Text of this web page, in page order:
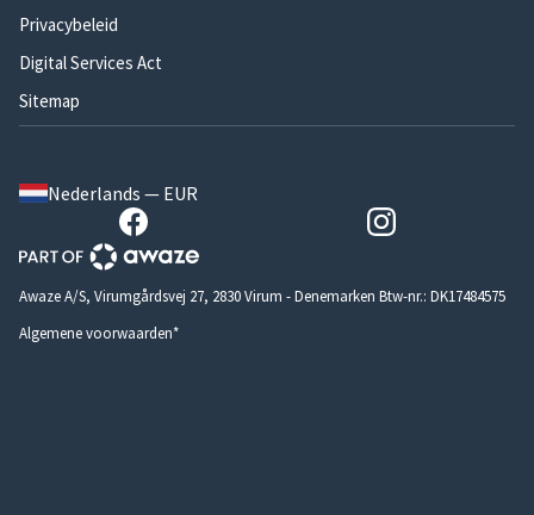
Privacybeleid
Digital Services Act
Sitemap
Nederlands — EUR
Awaze A/S, Virumgårdsvej 27, 2830 Virum - Denemarken Btw-nr.: DK17484575
Algemene voorwaarden*